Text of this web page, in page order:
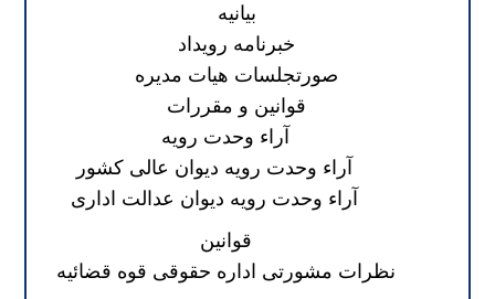
بیانیه
خبرنامه رویداد
صورتجلسات هیات مدیره
قوانین و مقررات
آراء وحدت رویه
آراء وحدت رویه دیوان عالی کشور
آراء وحدت رویه دیوان عدالت اداری
قوانین
نظرات مشورتی اداره حقوقی قوه قضائیه